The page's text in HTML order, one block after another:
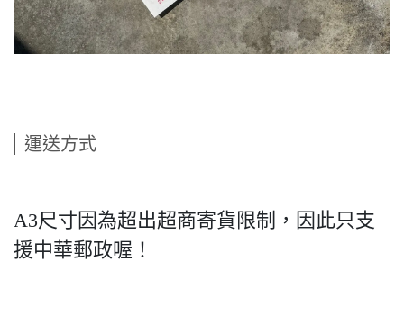
運送方式
A3尺寸因為超出超商寄貨限制，因此只支
援中華郵政喔！